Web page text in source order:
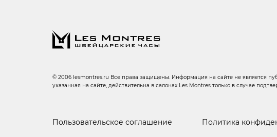
© 2006 lesmontres.ru Все права защищены. Информация на сайте не является
указанная на сайте, действительна в салонах Les Montres только в случае
Пользовательское соглашение Политика